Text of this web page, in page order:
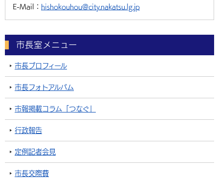
E-Mail： hishokouhou@city.nakatsu.lg.jp
市長室メニュー
市長プロフィール
市長フォトアルバム
市報掲載コラム「つなぐ」
行政報告
定例記者会見
市長交際費